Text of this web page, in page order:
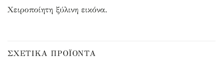
Χειροποίητη ξύλινη εικόνα.
ΣΧΕΤΙΚΆ ΠΡΟΪΌΝΤΑ